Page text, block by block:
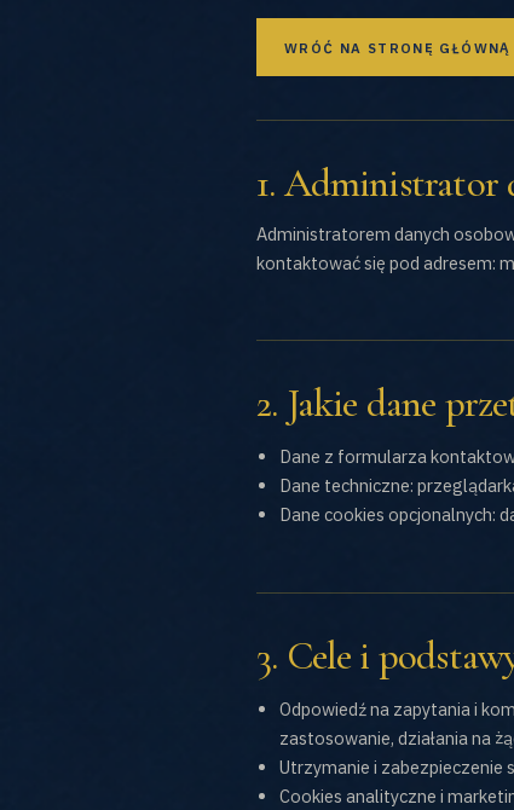
WRÓĆ NA STRONĘ GŁÓWNĄ
1. Administrator
Administratorem danych
kontaktować się pod adresem:
2. Jakie dane
Dane z formularza
Dane techniczne:
Dane cookies opcjonalnych:
3. Cele i
Odpowiedź na zapytania i
zastosowanie, działania na
Utrzymanie i zabezpieczenie
Cookies analityczne i